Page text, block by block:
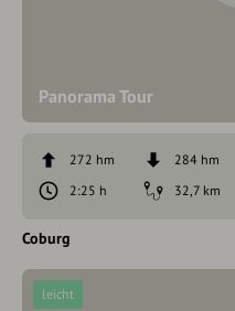
Panorama Tour
272 hm
284 hm
2:25 h
32,7 km
Coburg
leicht